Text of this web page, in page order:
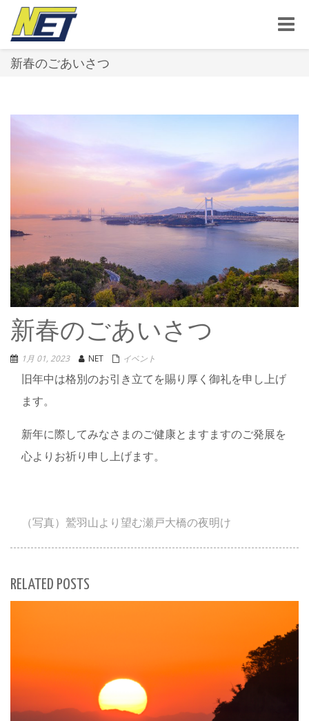
Toggle
新春のごあいさつ
新春のごあいさつ
1月 01, 2023 NET イベント
旧年中は格別のお引き立てを賜り厚く御礼を申し上げ
ます。
新年に際してみなさまのご健康とますますのご発展を
心よりお祈り申し上げます。
（写真）鷲羽山より望む瀬戸大橋の夜明け
RELATED POSTS